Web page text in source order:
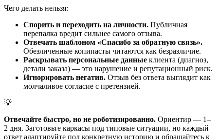
Чего делать нельзя:
Спорить и переходить на личности. Публичная
перепалка вредит сильнее самого отзыва.
Отвечать шаблоном «Спасибо за обратную связь».
Обезличенные копипасты читаются как безразличие.
Раскрывать персональные данные клиента (диагноз,
детали заказа) — это нарушение и репутационный риск.
Игнорировать негатив. Отзыв без ответа выглядит как
молчаливое согласие с претензией.
💡
Отвечайте быстро, но не роботизированно. Ориентир — 1–
2 дня. Заготовьте каркасы под типовые ситуации, но каждый
ответ адаптируйте под конкретную историю и обращайтесь к